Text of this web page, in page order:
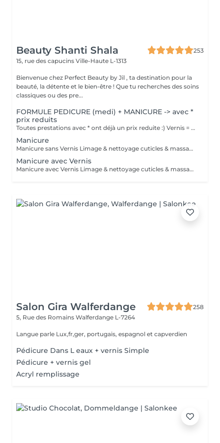
Beauty Shanti Shala
253
15, rue des capucins Ville-Haute L-1313
Bienvenue chez Perfect Beauty by Jil , ta destination pour la
beauté, la détente et le bien-être ! Que tu recherches des soins
classiques ou des pre...
FORMULE PEDICURE (medi) + MANICURE -> avec *
prix reduits
Toutes prestations avec * ont déjà un prix reduite :) Vernis = Couleur normal qu'on sait retirer soi-même avec du disslovant. Prend 30min pour sècher et tient 2-4 jours sur les mains et 1 mois sur les pieds. Semi = Se fait secher sous la lampe LED et se fait retirer par l'esthéticienne de préférence (y compris dans le prix). Il tient 3 semaines sur les mains et 4-5 semaines sur les pieds. Il sera seche immédiatement. Peut abîmer les ongles si c'est fait trop souvent, sans pause.
Manicure
Manicure sans Vernis Limage & nettoyage cuticles & massage mains
Manicure avec Vernis
Manicure avec Vernis Limage & nettoyage cuticles & massage mains Vernis = Couleur normal qu'on sait retirer soi-même avec du disslovant. Prend 30min pour sècher et tient 2-4 jours sur les mains et 1 mois sur les pieds. Semi = Se fait secher sous la lampe LED et se fait retirer par l'esthéticienne de préférence (y compris dans le prix chez PB ). Il tient 3 semaines sur les mains et 4-5 semaines sur les pieds. Il sera seche immédiatement. Peut abîmer les ongles si c'est fait trop souvent, sans pause.
Salon Gira Walferdange
258
5, Rue des Romains Walferdange L-7264
Langue parle Lux,fr,ger, portugais, espagnol et capverdien
Pédicure Dans L eaux + vernis Simple
Pédicure + vernis gel
Acryl remplissage